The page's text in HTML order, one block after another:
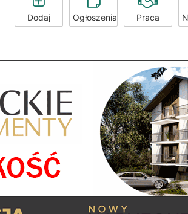
Dodaj Ogłoszenia Praca